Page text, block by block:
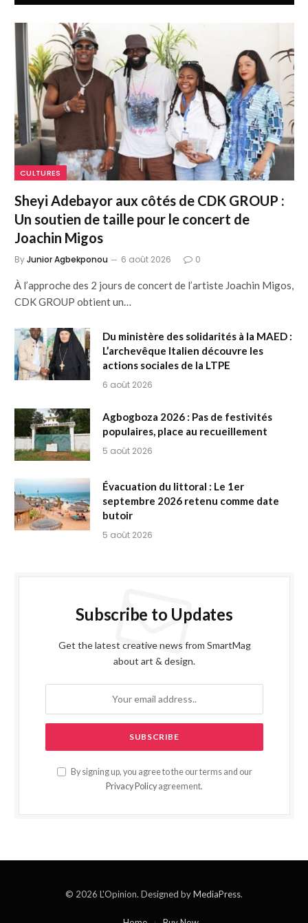
CULTURES
Sheyi Adebayor aux côtés de CDK GROUP :
Un soutien de taille pour le concert de
Joachin Migos
ByJunior Agbekponou 6 août 2026 0
À l’approche des 2 jours de concert de l’artiste Joachin Migos,
CDK GROUP obtient un…
Du ministère des solidarités à la MAED :
L’archevêque Italien découvre les
actions sociales de la LTPE
6 août 2026
Agbogboza 2026 : Pas de festivités
populaires, place au recueillement
5 août 2026
Évacuation du littoral : Le 1er
septembre 2026 retenu comme date
butoir
5 août 2026
Subscribe to Updates
Get the latest creative news from SmartMag
about art & design.
By signing up, you agree to the our terms and our
Privacy Policy agreement.
© 2026 L'Opinion. Designed byMediaPress.